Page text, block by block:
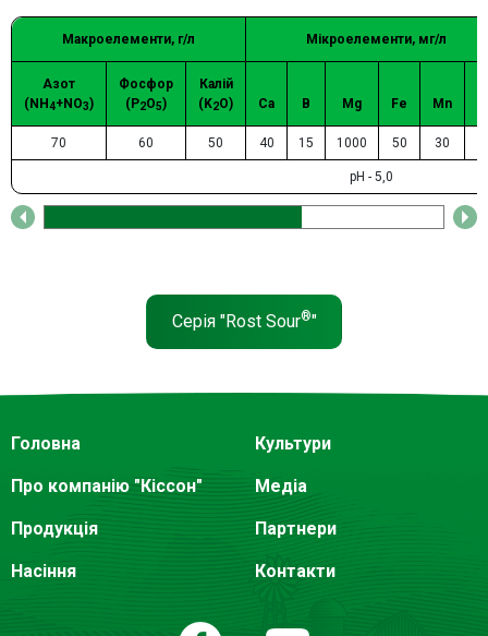
Макроелементи, г/л Мікроелементи, мг/л
Азот
(NH4+NO3)
Фосфор
(P2O5)
Калій
(K2O) Ca B Mg Fe Mn
70 60 50 40 15 1000 50 30
рН - 5,0
Серія "Rost Sour®"
Головна
Про компанію "Кіссон"
Продукція
Насіння
Культури
Медіа
Партнери
Контакти